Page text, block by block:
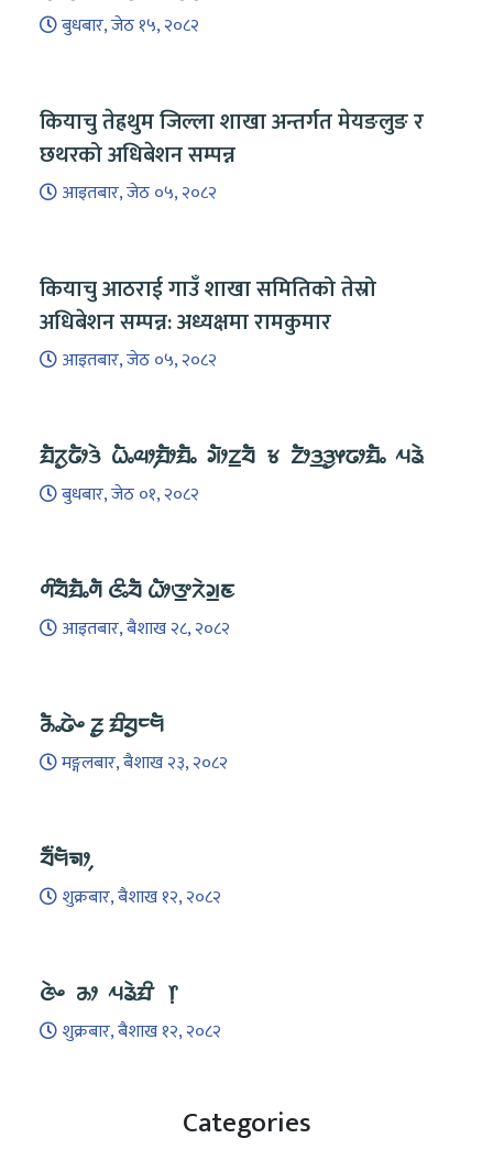
बुधबार, जेठ १५, २०८२
कियाचु तेह्रथुम जिल्ला शाखा अन्तर्गत मेयङलुङ र
छथरको अधिबेशन सम्पन्न
आइतबार, जेठ ०५, २०८२
कियाचु आठराई गाउँ शाखा समितिको तेस्रो
अधिबेशन सम्पन्न: अध्यक्षमा रामकुमार
आइतबार, जेठ ०५, २०८२
ᤀᤠᤖᤢᤒᤥᤋᤧ ᤐᤠᤱᤓᤣ᤹ᤀᤥᤀᤠᤱ ᤆᤥᤁ᤻ᤔᤠ ᤃ ᤁᤥᤋ᤻ᤋᤢᤶᤒᤣᤀᤠᤱ ᤘᤕᤧ
बुधबार, जेठ ०१, २०८२
ᤛᤡᤔᤠᤀᤠᤱᤛᤠ ᤜᤡᤱᤔᤠ ᤐᤥᤅ᤻ᤖᤧᤆ᤻ᤇ
आइतबार, बैशाख २८, २०८२
ᤌᤠᤱᤒᤧᤴ ᤏᤢ ᤀᤡᤔᤢᤰᤗᤠ
मङ्गलबार, बैशाख २३, २०८२
ᤔᤠ᤺ᤗᤠᤈᤣ᤹
शुक्रबार, बैशाख १२, २०८२
ᤜᤧᤴ ᤌᤣ ᤘᤕᤧᤀᤡ ᥅
शुक्रबार, बैशाख १२, २०८२
Categories